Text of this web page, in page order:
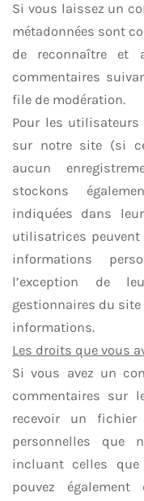
Si vous laissez un
métadonnées sont
de reconnaître et
commentaires
file de modération.
Pour les
sur notre site (si
aucun
stockons
indiquées dans
utilisatrices
informations
l’exception de
gestionnaires du
informations.
Les droits que vous
Si vous avez un
commentaires sur
recevoir un fichier
personnelles que
incluant celles que
pouvez